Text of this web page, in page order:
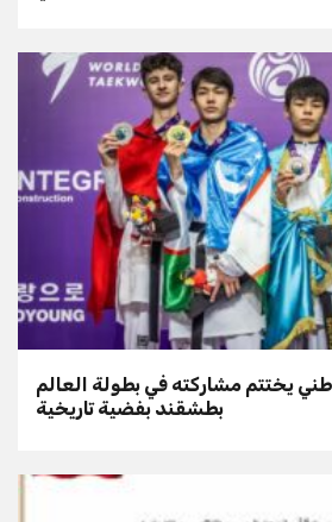
يختتم مشاركته في بطولة العالم
بطشقند بفضية تاريخية